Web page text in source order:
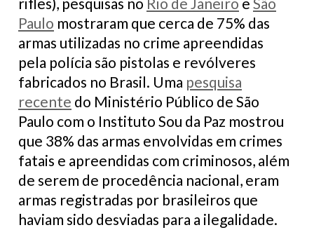
Paulo mostraram que cerca de 75% das
armas utilizadas no crime apreendidas
pela polícia são pistolas e revólveres
fabricados no Brasil. Uma pesquisa
recente do Ministério Público de São
Paulo com o Instituto Sou da Paz mostrou
que 38% das armas envolvidas em crimes
fatais e apreendidas com criminosos, além
de serem de procedência nacional, eram
armas registradas por brasileiros que
haviam sido desviadas para a ilegalidade.